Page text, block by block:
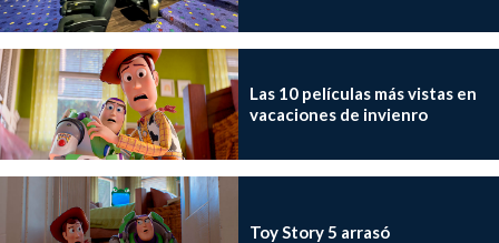
Las 10 películas más vistas en
vacaciones de invienro
Toy Story 5 arrasó